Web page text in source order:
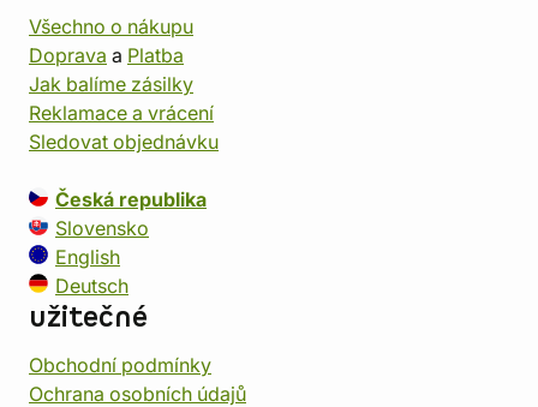
Všechno o nákupu
Doprava a Platba
Jak balíme zásilky
Reklamace a vrácení
Sledovat objednávku
Česká republika
Slovensko
English
Deutsch
užitečné
Obchodní podmínky
Ochrana osobních údajů